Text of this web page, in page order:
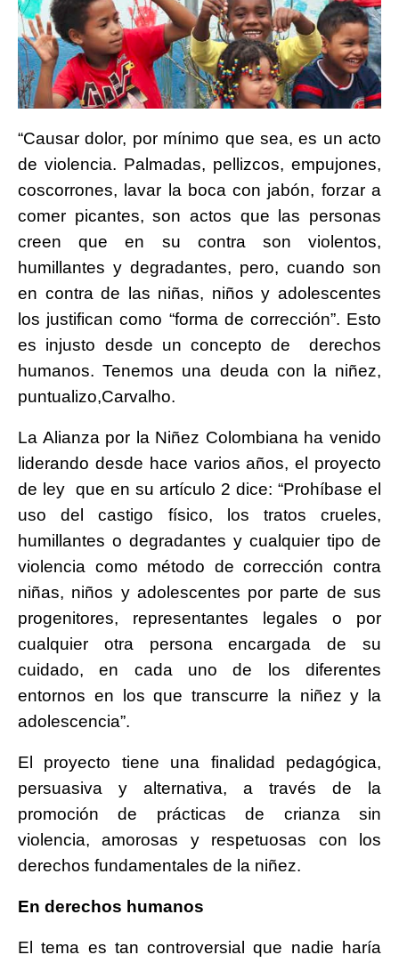
“Causar dolor, por mínimo que sea, es un acto
de violencia. Palmadas, pellizcos, empujones,
coscorrones, lavar la boca con jabón, forzar a
comer picantes, son actos que las personas
creen que en su contra son violentos,
humillantes y degradantes, pero, cuando son
en contra de las niñas, niños y adolescentes
los justifican como “forma de corrección”. Esto
es injusto desde un concepto de derechos
humanos. Tenemos una deuda con la niñez,
puntualizo,Carvalho.
La Alianza por la Niñez Colombiana ha venido
liderando desde hace varios años, el proyecto
de ley que en su artículo 2 dice: “Prohíbase el
uso del castigo físico, los tratos crueles,
humillantes o degradantes y cualquier tipo de
violencia como método de corrección contra
niñas, niños y adolescentes por parte de sus
progenitores, representantes legales o por
cualquier otra persona encargada de su
cuidado, en cada uno de los diferentes
entornos en los que transcurre la niñez y la
adolescencia”.
El proyecto tiene una finalidad pedagógica,
persuasiva y alternativa, a través de la
promoción de prácticas de crianza sin
violencia, amorosas y respetuosas con los
derechos fundamentales de la niñez.
En derechos humanos
El tema es tan controversial que nadie haría